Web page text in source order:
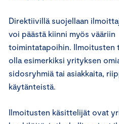
Direktiivillä suojellaan
voi päästä kiinni myös vääriin
toimintatapoihin. Ilmoitusten
olla esimerkiksi yrityksen
sidosryhmiä tai asiakkaita,
käytänteistä.
Ilmoitusten käsittelijät ovat